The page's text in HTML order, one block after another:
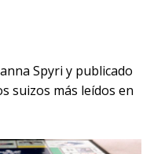
Spyri y publicado
suizos más leídos en